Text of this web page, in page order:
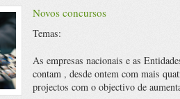
Novos concursos
Temas:
As empresas nacionais e as
contam , desde ontem com mais
projectos com o objectivo de